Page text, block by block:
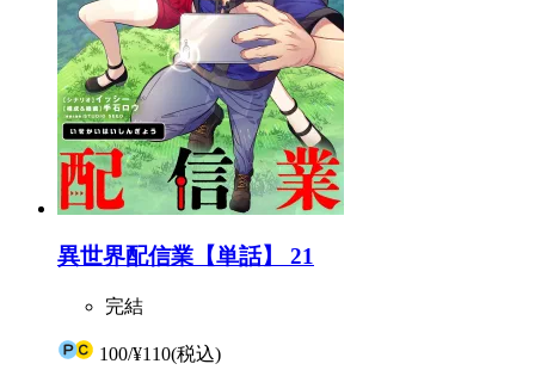
異世界配信業【単話】 21
完結
100/¥110(税込)